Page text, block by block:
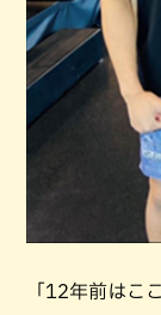
「12年前はこ